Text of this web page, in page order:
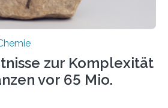
zur Komplexität
vor 65 Mio.